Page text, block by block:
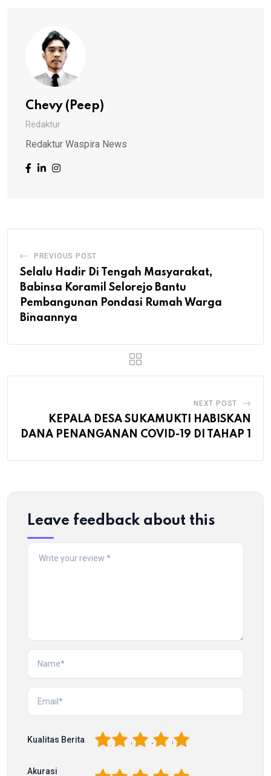
Chevy (Peep)
Redaktur
Redaktur Waspira News
PREVIOUS POST
Selalu Hadir Di Tengah Masyarakat,
Babinsa Koramil Selorejo Bantu
Pembangunan Pondasi Rumah Warga
Binaannya
NEXT POST
KEPALA DESA SUKAMUKTI HABISKAN
DANA PENANGANAN COVID-19 DI TAHAP 1
Leave feedback about this
Kualitas Berita 5
4
3
2
Akurasi